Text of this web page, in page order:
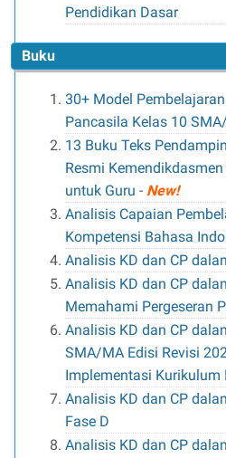
Pendidikan Dasar
Buku
30+ Model
Pancasila Kelas 10
13 Buku Teks
Resmi
untuk Guru - New!
Analisis Capaian
Kompetensi Bahasa
Analisis KD dan CP
Analisis KD dan CP
Memahami Pergeseran
Analisis KD dan CP
SMA/MA Edisi Revisi
Implementasi Kurikulum
Analisis KD dan CP
Fase D
Analisis KD dan CP